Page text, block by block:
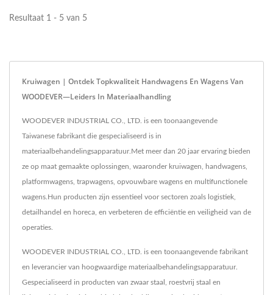
Resultaat 1 - 5 van 5
Kruiwagen | Ontdek Topkwaliteit Handwagens En Wagens Van
WOODEVER—Leiders In Materiaalhandling
WOODEVER INDUSTRIAL CO., LTD. is een toonaangevende
Taiwanese fabrikant die gespecialiseerd is in
materiaalbehandelingsapparatuur.Met meer dan 20 jaar ervaring bieden
ze op maat gemaakte oplossingen, waaronder kruiwagen, handwagens,
platformwagens, trapwagens, opvouwbare wagens en multifunctionele
wagens.Hun producten zijn essentieel voor sectoren zoals logistiek,
detailhandel en horeca, en verbeteren de efficiëntie en veiligheid van de
operaties.
WOODEVER INDUSTRIAL CO., LTD. is een toonaangevende fabrikant
en leverancier van hoogwaardige materiaalbehandelingsapparatuur.
Gespecialiseerd in producten van zwaar staal, roestvrij staal en